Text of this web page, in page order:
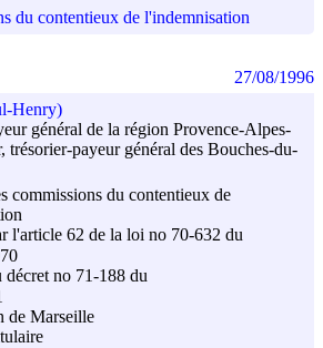
du contentieux de l'indemnisation
Henry)
général de la région Provence-Alpes-
trésorier-payeur général des Bouches-du-
commissions du contentieux de
l'article 62 de la loi no 70-632 du
décret no 71-188 du
de Marseille
27/08/1996